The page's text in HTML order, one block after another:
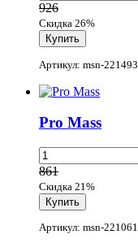
926
Скидка 26%
Артикул: msn-221493
Pro Mass
861
Скидка 21%
Артикул: msn-221061